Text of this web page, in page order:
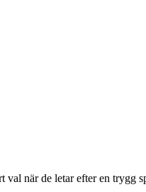
val när de letar efter en trygg